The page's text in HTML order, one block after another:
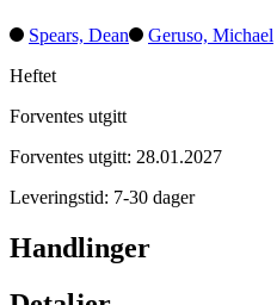
Spears, Dean
Geruso, Michael
Heftet
Forventes utgitt
Forventes utgitt: 28.01.2027
Leveringstid: 7-30 dager
Handlinger